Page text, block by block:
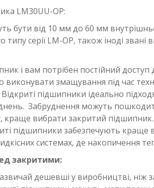
LM30UU-OP:
бути від 10 мм до 60 мм
серії LM-OP, також іноді
і вам потрібен постійний доступ
змащування під час
підшипники ідеально
Забруднення можуть
краще вибрати закритий підшипник.
підшипники забезпечують
системах, де накопичення
закритими:
дешевші у виробництві, ніж